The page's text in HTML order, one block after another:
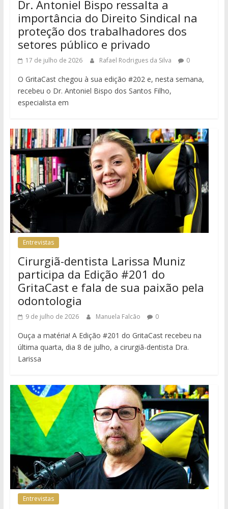
Dr. Antoniel Bispo ressalta a
importância do Direito Sindical na
proteção dos trabalhadores dos
setores público e privado
17 de julho de 2026 Rafael Rodrigues da Silva 0
O GritaCast chegou à sua edição #202 e, nesta semana,
recebeu o Dr. Antoniel Bispo dos Santos Filho,
especialista em
Entrevistas
Cirurgiã-dentista Larissa Muniz
participa da Edição #201 do
GritaCast e fala de sua paixão pela
odontologia
9 de julho de 2026 Manuela Falcão 0
Ouça a matéria! A Edição #201 do GritaCast recebeu na
última quarta, dia 8 de julho, a cirurgiã-dentista Dra.
Larissa
Entrevistas